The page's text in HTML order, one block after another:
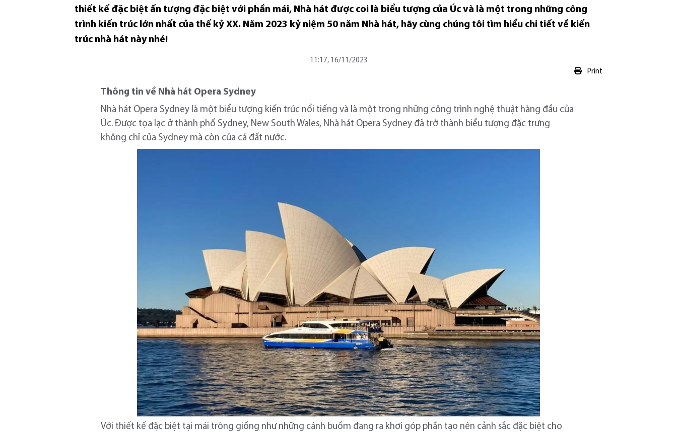
thiết kế đặc biệt ấn tượng đặc biệt với phần mái, Nhà hát được coi là biểu tượng của Úc và là một trong những công
trình kiến trúc lớn nhất của thế kỷ XX. Năm 2023 kỷ niệm 50 năm Nhà hát, hãy cùng chúng tôi tìm hiểu chi tiết về kiến
trúc nhà hát này nhé!
11:17, 16/11/2023
Print
Thông tin về Nhà hát Opera Sydney
Nhà hát Opera Sydney là một biểu tượng kiến trúc nổi tiếng và là một trong những công trình nghệ thuật hàng đầu của
Úc. Được tọa lạc ở thành phố Sydney, New South Wales, Nhà hát Opera Sydney đã trở thành biểu tượng đặc trưng
không chỉ của Sydney mà còn của cả đất nước.
Với thiết kế đặc biệt tại mái trông giống như những cánh buồm đang ra khơi góp phần tạo nên cảnh sắc đặc biệt cho